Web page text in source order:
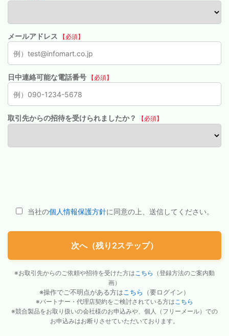
メールアドレス 【必須】
日中連絡可能な電話番号 【必須】
取引先からの招待を受けられましたか？ 【必須】
当社の個人情報保護方針に同意の上、送信してください。
次へ（残り2ステップ）
※お取引先からのご依頼や招待を受けた方はこちら （登録方法のご案内動
画）
※操作でご不明点がある方は こちら （要ログイン）
※パートナー・代理店契約をご検討されている方はこちら
※競合製品をお取り扱いの会社様のお申込みや、個人（フリーメール）での
お申込みはお断りさせていただいております。